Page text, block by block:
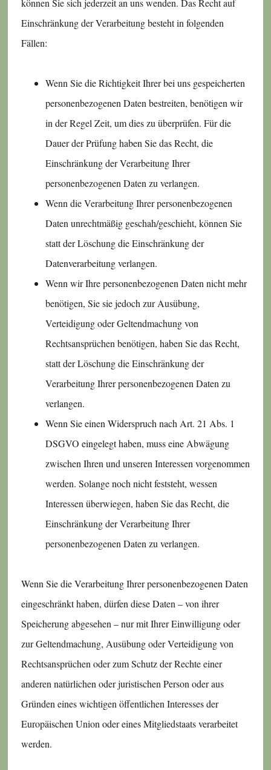
können Sie sich jederzeit an uns wenden. Das Recht auf
Einschränkung der Verarbeitung besteht in folgenden
Fällen:
Wenn Sie die Richtigkeit Ihrer bei uns gespeicherten
personenbezogenen Daten bestreiten, benötigen wir
in der Regel Zeit, um dies zu überprüfen. Für die
Dauer der Prüfung haben Sie das Recht, die
Einschränkung der Verarbeitung Ihrer
personenbezogenen Daten zu verlangen.
Wenn die Verarbeitung Ihrer personenbezogenen
Daten unrechtmäßig geschah/geschieht, können Sie
statt der Löschung die Einschränkung der
Datenverarbeitung verlangen.
Wenn wir Ihre personenbezogenen Daten nicht mehr
benötigen, Sie sie jedoch zur Ausübung,
Verteidigung oder Geltendmachung von
Rechtsansprüchen benötigen, haben Sie das Recht,
statt der Löschung die Einschränkung der
Verarbeitung Ihrer personenbezogenen Daten zu
verlangen.
Wenn Sie einen Widerspruch nach Art. 21 Abs. 1
DSGVO eingelegt haben, muss eine Abwägung
zwischen Ihren und unseren Interessen vorgenommen
werden. Solange noch nicht feststeht, wessen
Interessen überwiegen, haben Sie das Recht, die
Einschränkung der Verarbeitung Ihrer
personenbezogenen Daten zu verlangen.
Wenn Sie die Verarbeitung Ihrer personenbezogenen Daten
eingeschränkt haben, dürfen diese Daten – von ihrer
Speicherung abgesehen – nur mit Ihrer Einwilligung oder
zur Geltendmachung, Ausübung oder Verteidigung von
Rechtsansprüchen oder zum Schutz der Rechte einer
anderen natürlichen oder juristischen Person oder aus
Gründen eines wichtigen öffentlichen Interesses der
Europäischen Union oder eines Mitgliedstaats verarbeitet
werden.